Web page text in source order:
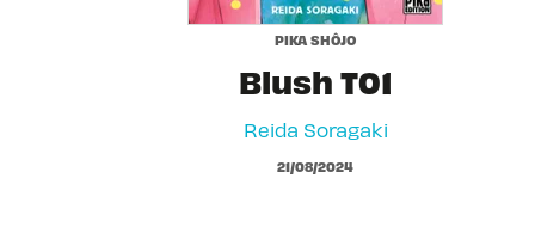
PIKA SHÔJO
Blush T01
Reida Soragaki
21/08/2024